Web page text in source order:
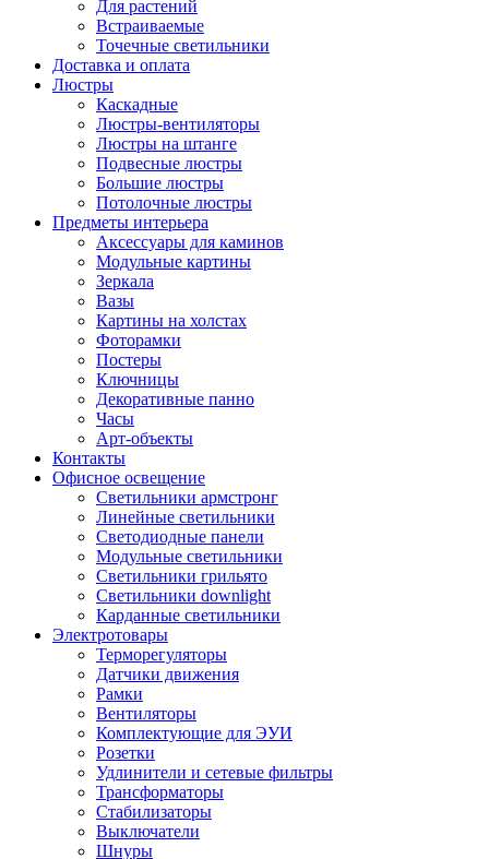
Для растений
Встраиваемые
Точечные светильники
Доставка и оплата
Люстры
Каскадные
Люстры-вентиляторы
Люстры на штанге
Подвесные люстры
Большие люстры
Потолочные люстры
Предметы интерьера
Аксессуары для каминов
Модульные картины
Зеркала
Вазы
Картины на холстах
Фоторамки
Постеры
Ключницы
Декоративные панно
Часы
Арт-объекты
Контакты
Офисное освещение
Светильники армстронг
Линейные светильники
Светодиодные панели
Модульные светильники
Светильники грильято
Светильники downlight
Карданные светильники
Электротовары
Терморегуляторы
Датчики движения
Рамки
Вентиляторы
Комплектующие для ЭУИ
Розетки
Удлинители и сетевые фильтры
Трансформаторы
Стабилизаторы
Выключатели
Шнуры